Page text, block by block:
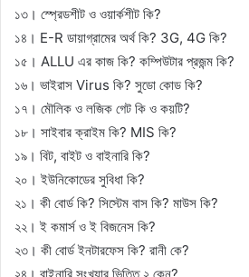
১৩। স্প্রেডশীট ও ওয়ার্কশীট কি?
১৪। E-R ডায়াগ্রামের অর্থ কি? 3G, 4G কি?
১৫। ALLU এর কাজ কি? কম্পিউটার প্রজন্ম কি?
১৬। ভাইরাস Virus কি? সুডো কোড কি?
১৭। মৌলিক ও লজিক গেট কি ও কয়টি?
১৮। সাইবার ক্রাইম কি? MIS কি?
১৯। বিট, বাইট ও বাইনারি কি?
২০। ইউনিকোডের সুবিধা কি?
২১। কী বোর্ড কি? সিস্টেম বাস কি? মাউস কি?
২২। ই কমার্স ও ই বিজনেস কি?
২৩। কী বোর্ড ইনটারফেস কি? রানী কে?
২৪। বাইনারি সংখ্যার ভিত্তি ২ কেন?